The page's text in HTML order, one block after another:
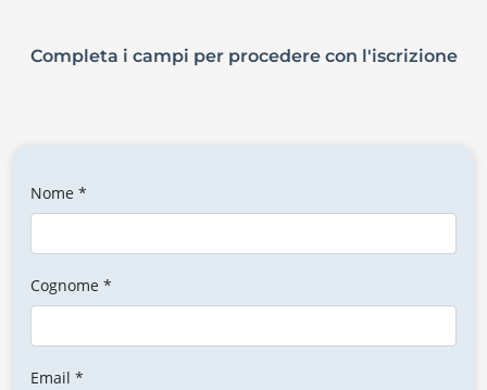
Completa i campi per procedere con l'iscrizione
Nome *
Cognome *
Email *